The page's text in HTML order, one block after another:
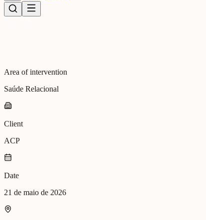
Area of intervention
Saúde Relacional
Client
ACP
Date
21 de maio de 2026